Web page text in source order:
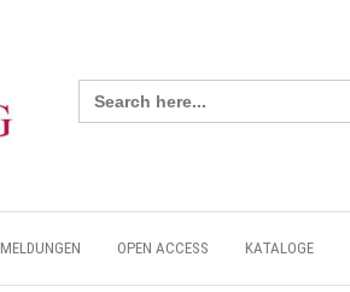
Search
for:
MELDUNGEN OPEN ACCESS KATALOGE